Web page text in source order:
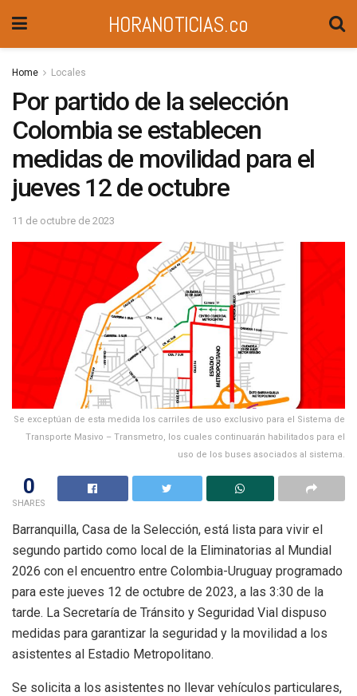
HORANOTICIAS.co
Home Locales
Por partido de la selección
Colombia se establecen
medidas de movilidad para el
jueves 12 de octubre
11 de octubre de 2023
Se exceptúan de esta medida los carriles de uso exclusivo para el Sistema de
Transporte Masivo – Transmetro, los cuales continuarán habilitados para el
uso de los buses asociados al sistema.
0
SHARES
Barranquilla, Casa de la Selección, está lista para vivir el
segundo partido como local de la Eliminatorias al Mundial
2026 con el encuentro entre Colombia-Uruguay programado
para este jueves 12 de octubre de 2023, a las 3:30 de la
tarde. La Secretaría de Tránsito y Seguridad Vial dispuso
medidas para garantizar la seguridad y la movilidad a los
asistentes al Estadio Metropolitano.
Se solicita a los asistentes no llevar vehículos particulares,